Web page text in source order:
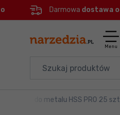
Menu
Informacje o
Do
Darmowa dostawa
Menu
Elektronarzędzia
wierteł do metalu HSS PRO 25